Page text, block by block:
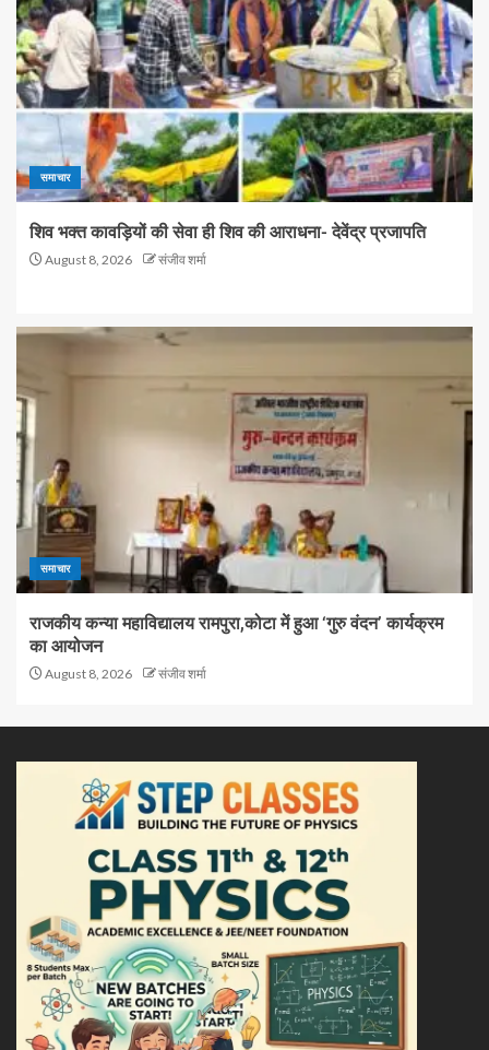
समाचार
शिव भक्त कावड़ियों की सेवा ही शिव की आराधना- देवेंद्र प्रजापति
August 8, 2026 संजीव शर्मा
समाचार
राजकीय कन्या महाविद्यालय रामपुरा,कोटा में हुआ ‘गुरु वंदन’ कार्यक्रम
का आयोजन
August 8, 2026 संजीव शर्मा